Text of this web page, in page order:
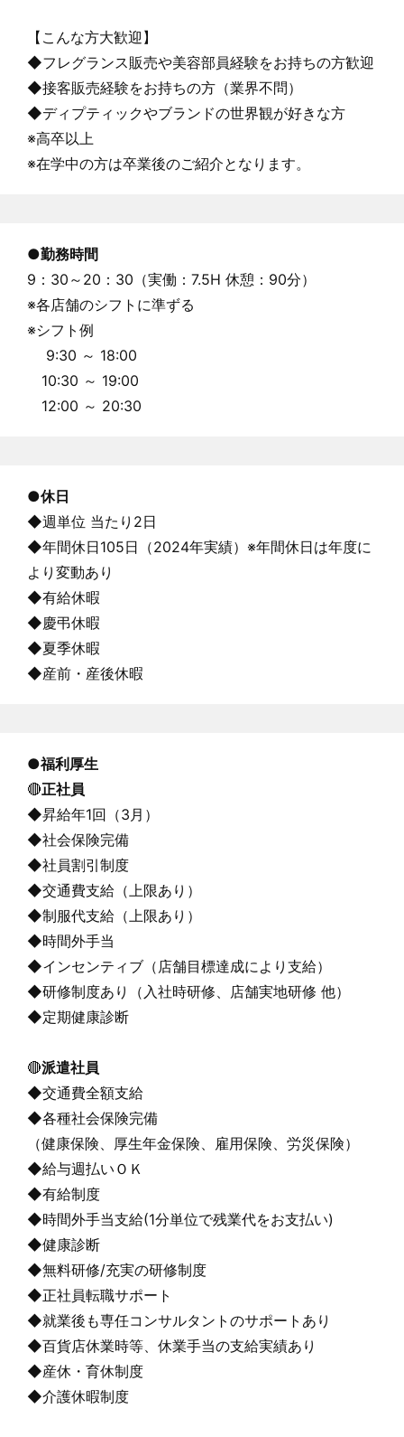
【こんな方大歓迎】
◆フレグランス販売や美容部員経験をお持ちの方歓迎
◆接客販売経験をお持ちの方（業界不問）
◆ディプティックやブランドの世界観が好きな方
※高卒以上
※在学中の方は卒業後のご紹介となります。
●勤務時間
9：30～20：30（実働：7.5H 休憩：90分）
※各店舗のシフトに準ずる
※シフト例
9:30 ～ 18:00
10:30 ～ 19:00
12:00 ～ 20:30
●休日
◆週単位 当たり2日
◆年間休日105日（2024年実績）※年間休日は年度に
より変動あり
◆有給休暇
◆慶弔休暇
◆夏季休暇
◆産前・産後休暇
●福利厚生
🔴正社員
◆昇給年1回（3月）
◆社会保険完備
◆社員割引制度
◆交通費支給（上限あり）
◆制服代支給（上限あり）
◆時間外手当
◆インセンティブ（店舗目標達成により支給）
◆研修制度あり（入社時研修、店舗実地研修 他）
◆定期健康診断
🔴派遣社員
◆交通費全額支給
◆各種社会保険完備
（健康保険、厚生年金保険、雇用保険、労災保険）
◆給与週払いＯＫ
◆有給制度
◆時間外手当支給(1分単位で残業代をお支払い)
◆健康診断
◆無料研修/充実の研修制度
◆正社員転職サポート
◆就業後も専任コンサルタントのサポートあり
◆百貨店休業時等、休業手当の支給実績あり
◆産休・育休制度
◆介護休暇制度